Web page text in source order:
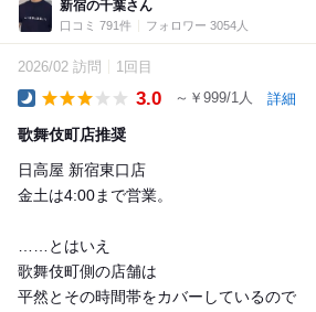
新宿の千葉さん
口コミ 791件 フォロワー 3054人
2026/02 訪問 1回目
3.0 ～￥999/1人 詳細
歌舞伎町店推奨
日高屋 新宿東口店
金土は4:00まで営業。
……とはいえ
歌舞伎町側の店舗は
平然とその時間帯をカバーしているので